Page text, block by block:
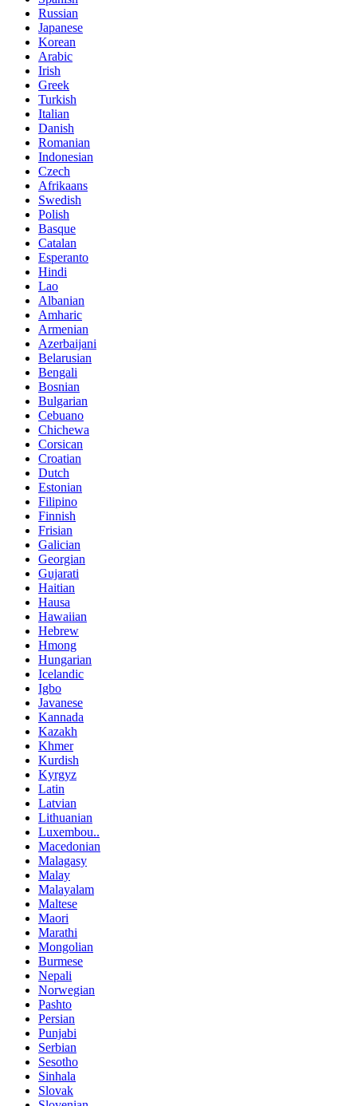
Russian
Japanese
Korean
Arabic
Irish
Greek
Turkish
Italian
Danish
Romanian
Indonesian
Czech
Afrikaans
Swedish
Polish
Basque
Catalan
Esperanto
Hindi
Lao
Albanian
Amharic
Armenian
Azerbaijani
Belarusian
Bengali
Bosnian
Bulgarian
Cebuano
Chichewa
Corsican
Croatian
Dutch
Estonian
Filipino
Finnish
Frisian
Galician
Georgian
Gujarati
Haitian
Hausa
Hawaiian
Hebrew
Hmong
Hungarian
Icelandic
Igbo
Javanese
Kannada
Kazakh
Khmer
Kurdish
Kyrgyz
Latin
Latvian
Lithuanian
Luxembou..
Macedonian
Malagasy
Malay
Malayalam
Maltese
Maori
Marathi
Mongolian
Burmese
Nepali
Norwegian
Pashto
Persian
Punjabi
Serbian
Sesotho
Sinhala
Slovak